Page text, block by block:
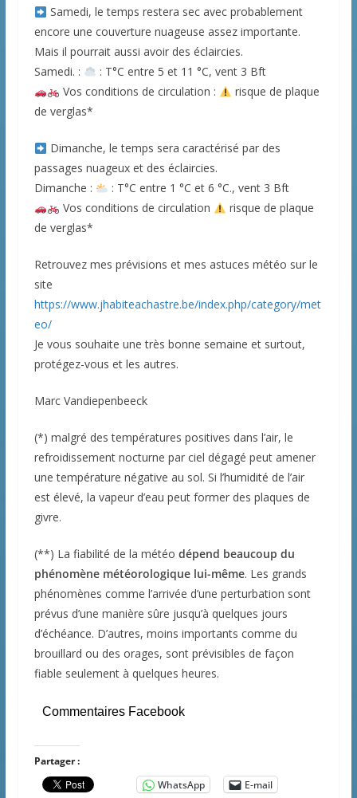
Samedi, le temps restera sec avec probablement
encore une couverture nuageuse assez importante.
Mais il pourrait aussi avoir des éclaircies.
Samedi. :
: T°C entre 5 et 11 °C, vent 3 Bft
Vos conditions de circulation :
risque de plaque
de verglas*
Dimanche, le temps sera caractérisé par des
passages nuageux et des éclaircies.
Dimanche :
: T°C entre 1 °C et 6 °C., vent 3 Bft
Vos conditions de circulation
risque de plaque
de verglas*
Retrouvez mes prévisions et mes astuces météo sur le
site
https://www.jhabiteachastre.be/index.php/category/met
eo/
Je vous souhaite une très bonne semaine et surtout,
protégez-vous et les autres.
Marc Vandiepenbeeck
(*) malgré des températures positives dans l’air, le
refroidissement nocturne par ciel dégagé peut amener
une température négative au sol. Si l’humidité de l’air
est élevé, la vapeur d’eau peut former des plaques de
givre.
(**) La fiabilité de la météo dépend beaucoup du
phénomène météorologique lui-même. Les grands
phénomènes comme l’arrivée d’une perturbation sont
prévus d’une manière sûre jusqu’à quelques jours
d’échéance. D’autres, moins importants comme du
brouillard ou des orages, sont prévisibles de façon
fiable seulement à quelques heures.
Commentaires Facebook
Partager :
WhatsApp
E-mail